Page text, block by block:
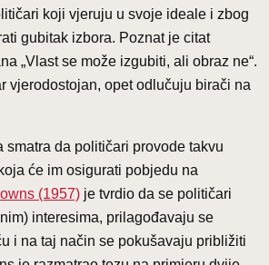
koji vjeruju u svoje ideale i zbog
gubitak izbora. Poznat je citat
„Vlast se može izgubiti, ali obraz ne“.
vjerodostojan, opet odlučuju birači na
smatra da političari provode takvu
će im osigurati pobjedu na
(1957) je tvrdio da se političari
interesima, prilagođavaju se
i na taj način se pokušavaju približiti